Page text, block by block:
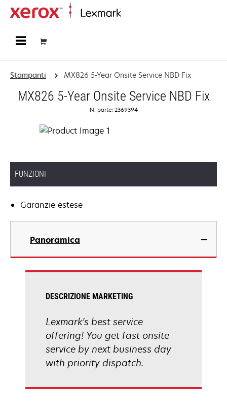
Stampanti MX826 5-Year Onsite Service NBD Fix
MX826 5-Year Onsite Service NBD Fix
N. parte: 2369394
FUNZIONI
Garanzie estese
Panoramica
DESCRIZIONE MARKETING
Lexmark's best service
offering! You get fast onsite
service by next business day
with priority dispatch.